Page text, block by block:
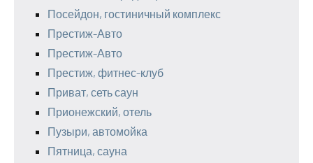
Посейдон, гостиничный комплекс
Престиж-Авто
Престиж-Авто
Престиж, фитнес-клуб
Приват, сеть саун
Прионежский, отель
Пузыри, автомойка
Пятница, сауна